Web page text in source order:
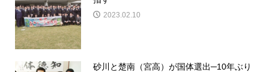
2023.02.10
砂川と楚南（宮高）が国体選出─10年ぶり